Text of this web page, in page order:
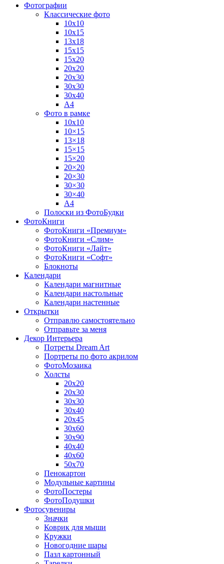
Фотографии
Классические фото
10х10
10х15
13х18
15х15
15х20
20х20
20х30
30х30
30х40
А4
Фото в рамке
10х10
10×15
13×18
15×15
15×20
20×20
20×30
30×30
30×40
A4
Полоски из ФотоБудки
ФотоКниги
ФотоКниги «Премиум»
ФотоКниги «Слим»
ФотоКниги «Лайт»
ФотоКниги «Софт»
Блокноты
Календари
Календари магнитные
Календари настольные
Календари настенные
Открытки
Отправлю самостоятельно
Отправьте за меня
Декор Интерьера
Потреты Dream Art
Портреты по фото акрилом
ФотоМозаика
Холсты
20х20
20х30
30х30
30х40
20х45
30х60
30х90
40х40
40х60
50х70
Пенокартон
Модульные картины
ФотоПостеры
ФотоПодушки
Фотоcувениры
Значки
Коврик для мыши
Кружки
Новогодние шары
Пазл картонный